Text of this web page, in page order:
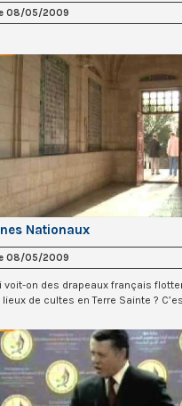
08/05/2009
Nationaux
08/05/2009
voit-on des drapeaux français
de cultes en Terre Sainte ?